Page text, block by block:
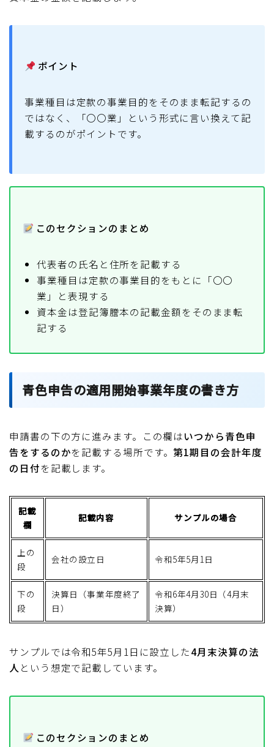
ポイント
事業種目は定款の事業目的をそのまま転記するの
ではなく、「〇〇業」という形式に言い換えて記
載するのがポイントです。
このセクションのまとめ
代表者の氏名と住所を記載する
事業種目は定款の事業目的をもとに「〇〇
業」と表現する
資本金は登記簿謄本の記載金額をそのまま転
記する
青色申告の適用開始事業年度の書き方
申請書の下の方に進みます。この欄はいつから青色申
告をするのかを記載する場所です。第1期目の会計年度
の日付を記載します。
記載
欄
記載内容 サンプルの場合
上の
段
会社の設立日 令和5年5月1日
下の
段
決算日（事業年度終了
日）
令和6年4月30日（4月末
決算）
サンプルでは令和5年5月1日に設立した4月末決算の法
人 という想定で記載しています。
このセクションのまとめ